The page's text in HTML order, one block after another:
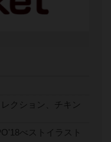
クション、チキン
べストイラスト